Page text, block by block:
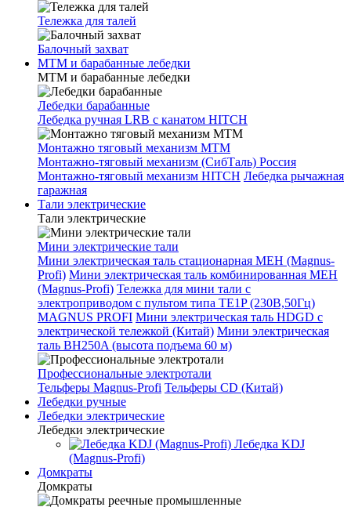
Тележка для талей
Балочный захват
МТМ и барабанные лебедки
МТМ и барабанные лебедки
Лебедки барабанные
Лебедка ручная LRB с канатом HITCH
Монтажно тяговый механизм МТМ
Монтажно-тяговый механизм (СибТаль) Россия
Монтажно-тяговый механизм HITCH Лебедка рычажная
гаражная
Тали электрические
Тали электрические
Мини электрические тали
Мини электрическая таль стационарная МЕН (Magnus-
Profi) Мини электрическая таль комбинированная МЕН
(Magnus-Profi) Тележка для мини тали с
электроприводом с пультом типа TE1P (230В,50Гц)
MAGNUS PROFI Мини электрическая таль HDGD с
электрической тележкой (Китай) Мини электрическая
таль BH250A (высота подъема 60 м)
Профессиональные электротали
Тельферы Magnus-Profi Тельферы CD (Китай)
Лебедки ручные
Лебедки электрические
Лебедки электрические
Лебедка KDJ
(Magnus-Profi)
Домкраты
Домкраты